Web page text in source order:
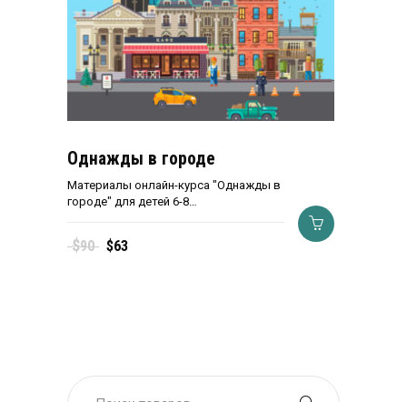
Однажды в городе
Материалы онлайн-курса "Однажды в
городе" для детей 6-8…
$90
Первоначальная
$63Текущая